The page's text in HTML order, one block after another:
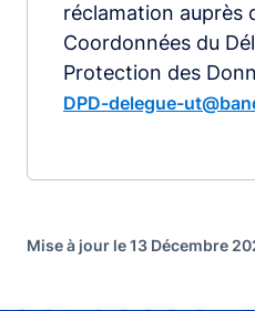
réclamation auprès
Coordonnées du
Protection des
DPD-delegue-
Mise à jour le 13 Décembre